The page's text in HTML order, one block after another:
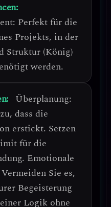
: Perfekt für die
Projekts, in der
Struktur (König)
werden.
Überplanung:
dass die
erstickt. Setzen
für die
Emotionale
Sie es,
Begeisterung
Logik ohne